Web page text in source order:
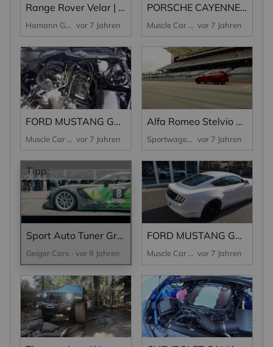
Range Rover Velar | by HAMANN
Hamann GmbH vor 7 Jahren
PORSCHE CAYENNE DIESEL NEUWERTIG | FOR SALE
Muscle Car Wendling vor 7 Jahren
FORD MUSTANG GT CARBON | FOR SALE
Muscle Car Wendling vor 7 Jahren
Alfa Romeo Stelvio Quadrifoglio zum „SUV des Jahres 2018" (Auto Zeitung) gekürt
Sportwagen vor 7 Jahren
Tipp:
Sport Auto Tuner Grand Prix 2018 - Aftermovie
Geiger Cars vor 8 Jahren
FORD MUSTANG GT PREMIUM PAKET 2 EU VERSION | FOR SALE
Muscle Car Wendling vor 7 Jahren